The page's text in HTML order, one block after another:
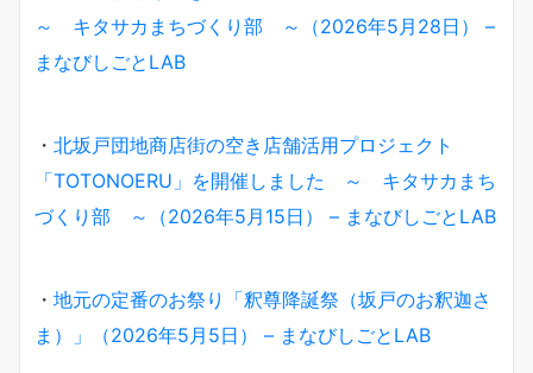
～ キタサカまちづくり部 ～（2026年5月28日） –
まなびしごとLAB
・ 北坂戸団地商店街の空き店舗活用プロジェクト
「TOTONOERU」を開催しました ～ キタサカまち
づくり部 ～（2026年5月15日） – まなびしごとLAB
・ 地元の定番のお祭り「釈尊降誕祭（坂戸のお釈迦さ
ま）」（2026年5月5日） – まなびしごとLAB